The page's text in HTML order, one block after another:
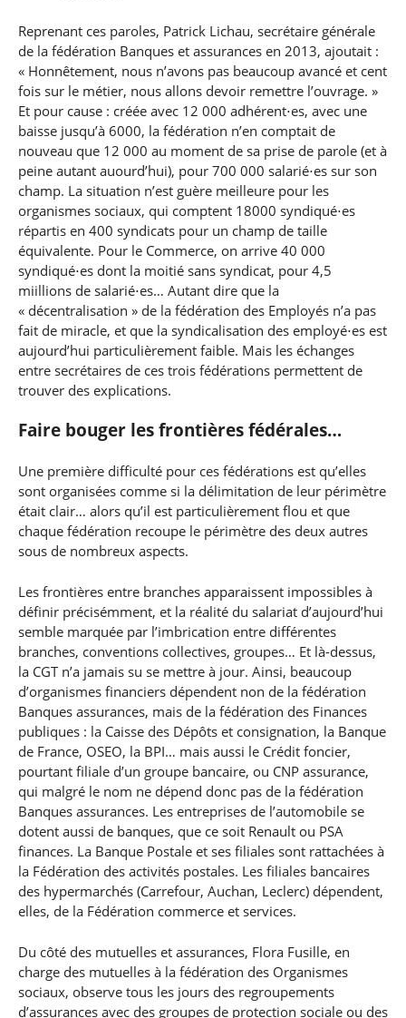
Reprenant ces paroles, Patrick Lichau, secrétaire générale
de la fédération Banques et assurances en 2013, ajoutait :
« Honnêtement, nous n’avons pas beaucoup avancé et cent
fois sur le métier, nous allons devoir remettre l’ouvrage. »
Et pour cause : créée avec 12 000 adhérent⋅es, avec une
baisse jusqu’à 6000, la fédération n’en comptait de
nouveau que 12 000 au moment de sa prise de parole (et à
peine autant auourd’hui), pour 700 000 salarié⋅es sur son
champ. La situation n’est guère meilleure pour les
organismes sociaux, qui comptent 18000 syndiqué⋅es
répartis en 400 syndicats pour un champ de taille
équivalente. Pour le Commerce, on arrive 40 000
syndiqué⋅es dont la moitié sans syndicat, pour 4,5
miillions de salarié⋅es… Autant dire que la
« décentralisation » de la fédération des Employés n’a pas
fait de miracle, et que la syndicalisation des employé⋅es est
aujourd’hui particulièrement faible. Mais les échanges
entre secrétaires de ces trois fédérations permettent de
trouver des explications.
Faire bouger les frontières fédérales…
Une première difficulté pour ces fédérations est qu’elles
sont organisées comme si la délimitation de leur périmètre
était clair… alors qu’il est particulièrement flou et que
chaque fédération recoupe le périmètre des deux autres
sous de nombreux aspects.
Les frontières entre branches apparaissent impossibles à
définir précisémment, et la réalité du salariat d’aujourd’hui
semble marquée par l’imbrication entre différentes
branches, conventions collectives, groupes… Et là-dessus,
la CGT n’a jamais su se mettre à jour. Ainsi, beaucoup
d’organismes financiers dépendent non de la fédération
Banques assurances, mais de la fédération des Finances
publiques : la Caisse des Dépôts et consignation, la Banque
de France, OSEO, la BPI… mais aussi le Crédit foncier,
pourtant filiale d’un groupe bancaire, ou CNP assurance,
qui malgré le nom ne dépend donc pas de la fédération
Banques assurances. Les entreprises de l’automobile se
dotent aussi de banques, que ce soit Renault ou PSA
finances. La Banque Postale et ses filiales sont rattachées à
la Fédération des activités postales. Les filiales bancaires
des hypermarchés (Carrefour, Auchan, Leclerc) dépendent,
elles, de la Fédération commerce et services.
Du côté des mutuelles et assurances, Flora Fusille, en
charge des mutuelles à la fédération des Organismes
sociaux, observe tous les jours des regroupements
d’assurances avec des groupes de protection sociale ou des